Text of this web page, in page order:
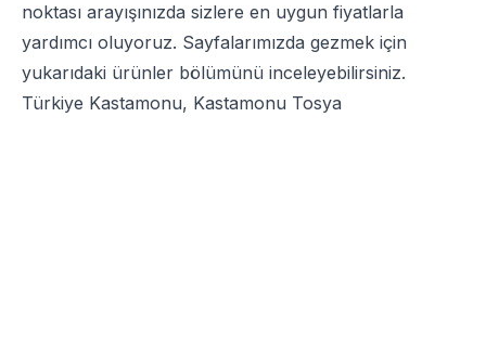
noktası arayışınızda sizlere en uygun fiyatlarla
yardımcı oluyoruz. Sayfalarımızda gezmek için
yukarıdaki ürünler bölümünü inceleyebilirsiniz.
Türkiye Kastamonu, Kastamonu Tosya